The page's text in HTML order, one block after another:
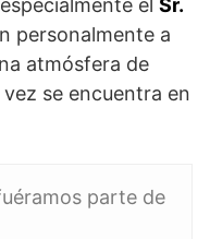
el Sr.
personalmente a
atmósfera de
se encuentra en
parte de